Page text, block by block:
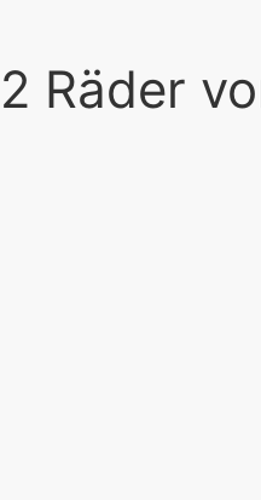
Räder